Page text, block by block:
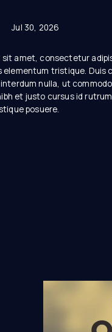
Jul 30, 2026
sit amet, consectetur
elementum tristique. Duis
nulla, ut
et justo cursus id
posuere.